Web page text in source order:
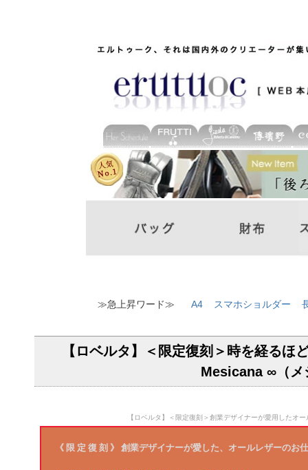
≫急上昇ワード≫ A4 スマホショルダー
【ロベルタ】＜限定復刻＞時を経る
Mesicana ∞（メ
【ロベルタ】＜限定復刻＞創業デザイナーが愛用した
《 限 定 復 刻 》 創業デザイナーが愛した、オールレザーのお